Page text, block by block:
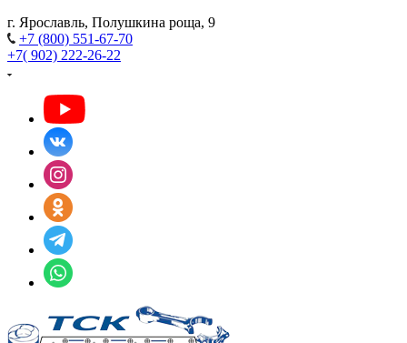
г. Ярославль, Полушкина роща, 9
+7 (800) 551-67-70
+7( 902) 222-26-22